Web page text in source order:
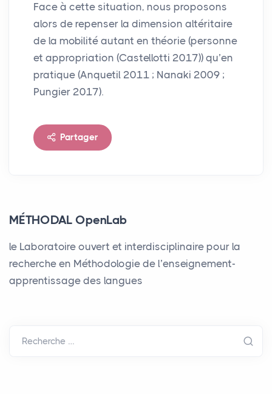
Face à cette situation, nous proposons
alors de repenser la dimension altéritaire
de la mobilité autant en théorie (personne
et appropriation (Castellotti 2017)) qu’en
pratique (Anquetil 2011 ; Nanaki 2009 ;
Pungier 2017).
Partager
MÉTHODAL OpenLab
le Laboratoire ouvert et interdisciplinaire pour la
recherche en Méthodologie de l’enseignement-
apprentissage des langues
Recherche …